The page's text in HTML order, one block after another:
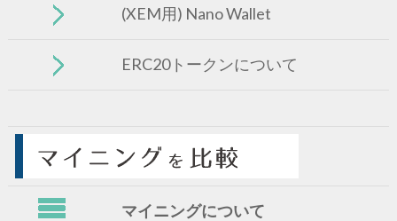
(XEM用) Nano Wallet
ERC20トークンについて
マイニングについて